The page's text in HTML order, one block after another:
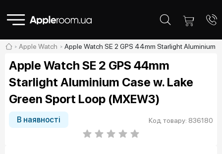
Apple Watch Apple Watch SE 2 GPS 44mm Starlight Aluminium
Apple Watch SE 2 GPS 44mm
Starlight Aluminium Case w. Lake
Green Sport Loop (MXEW3)
В наявності Код товару: 836180